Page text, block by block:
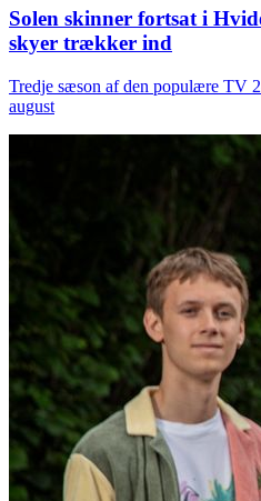
Solen skinner fortsat i
skyer trækker ind
Tredje sæson af den populære TV
august